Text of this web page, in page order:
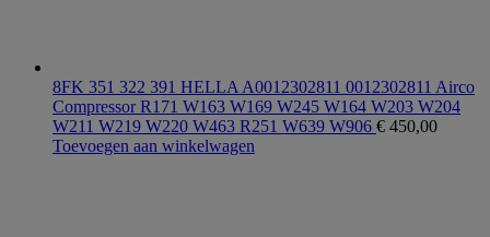
8FK 351 322 391 HELLA A0012302811 0012302811 Airco
Compressor R171 W163 W169 W245 W164 W203 W204
W211 W219 W220 W463 R251 W639 W906 € 450,00
Toevoegen aan winkelwagen